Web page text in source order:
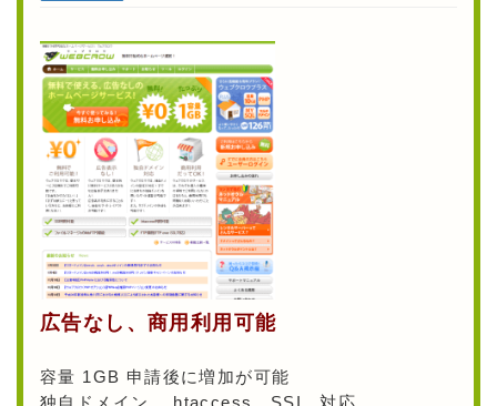
広告なし、商用利用可能
容量 1GB 申請後に増加が可能